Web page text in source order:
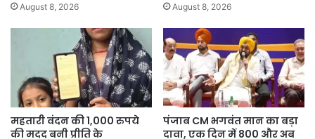
August 8, 2026 August 8, 2026
महतारी वंदन की 1,000 रुपये
की मदद बनी प्रीति के
पंजाब CM भगवंत मान का बड़ा
दावा, एक दिन में 800 और अब